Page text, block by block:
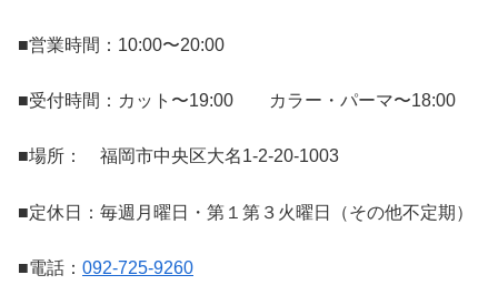
■営業時間：10:00〜20:00
■受付時間：カット〜19:00 カラー・パーマ〜18:00
■場所： 福岡市中央区大名1-2-20-1003
■定休日：毎週月曜日・第１第３火曜日（その他不定期）
■電話： 092-725-9260